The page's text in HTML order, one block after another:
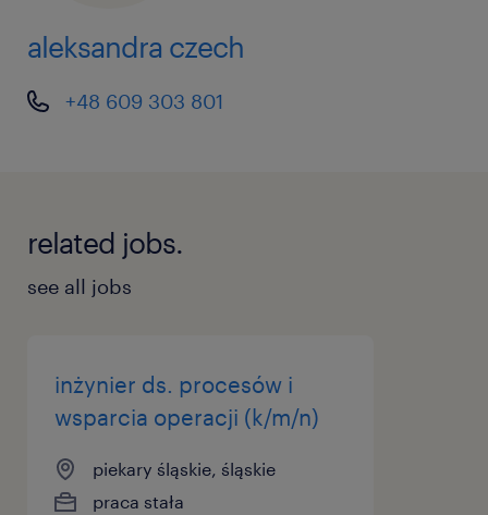
aleksandra czech
+48 609 303 801
related jobs.
see all jobs
inżynier ds. procesów i
wsparcia operacji (k/m/n)
piekary śląskie, śląskie
praca stała